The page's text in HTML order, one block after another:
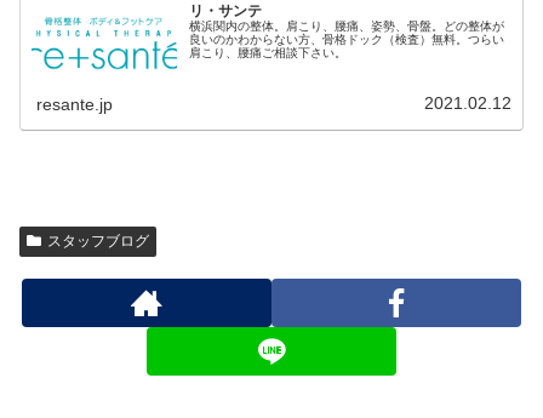
リ・サンテ
横浜関内の整体。肩こり、腰痛、姿勢、骨盤。どの整体が
良いのかわからない方、骨格ドック（検査）無料。つらい
肩こり、腰痛ご相談下さい。
resante.jp 2021.02.12
スタッフブログ